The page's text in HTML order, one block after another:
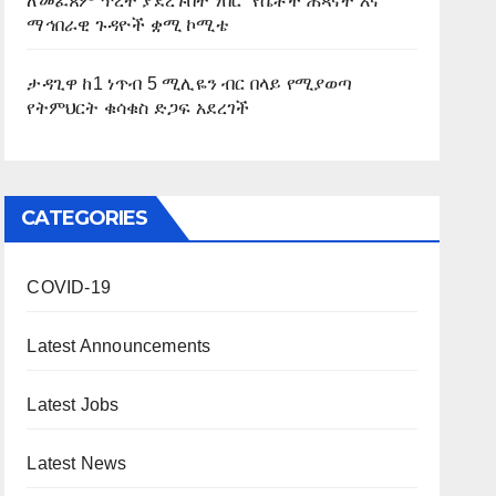
ማኅበራዊ ጉዳዮች ቋሚ ኮሚቴ
ታዳጊዋ ከ1 ነጥብ 5 ሚሊዬን ብር በላይ የሚያወጣ
የትምህርት ቁሳቁስ ድጋፍ አደረገች
CATEGORIES
COVID-19
Latest Announcements
Latest Jobs
Latest News